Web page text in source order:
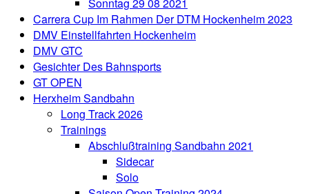
Carrera Cup Im Rahmen Der DTM Hockenheim 2023
DMV Einstellfahrten Hockenheim
DMV GTC
Gesichter Des Bahnsports
GT OPEN
Herxheim Sandbahn
Long Track 2026
Trainings
Abschlußtraining Sandbahn 2021
Sidecar
Solo